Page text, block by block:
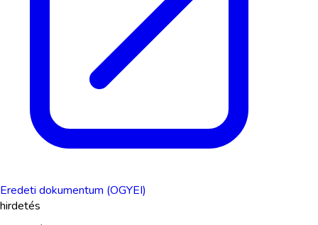
Eredeti dokumentum (OGYEI)
hirdetés